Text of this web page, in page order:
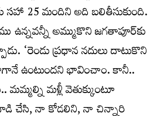
సహా 25 మందిని అది బలితీసుకుంది.
అమ్ముకొని జగతాపూర్‌కు
‘రెండు ప్రధాన నదులు దాటుకొని
ఉంటుందని భావించాం. కానీ..
మమ్మల్ని మళ్లీ వెతుక్కుంటూ
చేసి, నా కోడలిని, నా చిన్నారి